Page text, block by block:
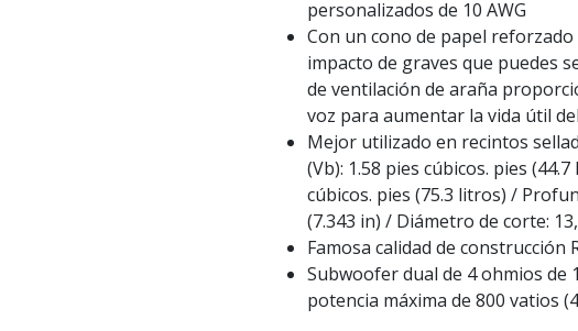
personalizados de 10 AWG
Con un cono de papel
impacto de graves que puedes
de ventilación de araña
voz para aumentar la vida útil
Mejor utilizado en recintos
(Vb): 1.58 pies cúbicos. pies
cúbicos. pies (75.3 litros) /
(7.343 in) / Diámetro de corte:
Famosa calidad de construcción
Subwoofer dual de 4 ohmios de
potencia máxima de 800 vatios